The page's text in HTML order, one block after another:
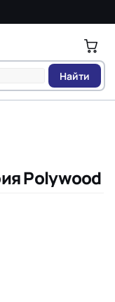
Найти
Polywood